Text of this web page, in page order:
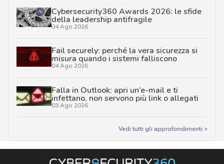
Cybersecurity360 Awards 2026: le sfide
della leadership antifragile
04 Ago 2026
Fail securely: perché la vera sicurezza si
misura quando i sistemi falliscono
04 Ago 2026
Falla in Outlook: apri un’e-mail e ti
infettano, non servono più link o allegati
03 Ago 2026
Vedi tutti gli approfondimenti >